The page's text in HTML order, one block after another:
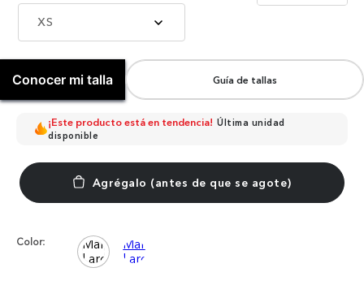
XS
Conocer mi talla Guía de tallas
¡Este producto está en tendencia! Última unidad
disponible
Color: